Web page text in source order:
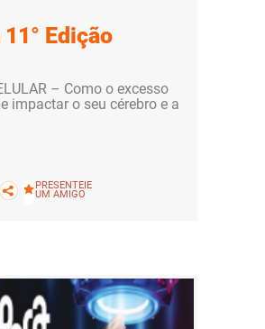
Edição
– Como o excesso
impactar o seu cérebro e a
PRESENTEIE
UM AMIGO